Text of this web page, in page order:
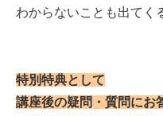
わからないことも出てく
特別特典として
講座後の疑問・質問にお